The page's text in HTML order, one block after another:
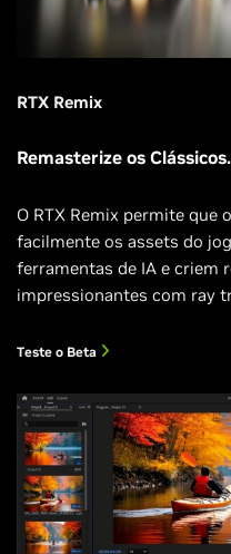
RTX Remix
Remasterize os Clássicos.
O RTX Remix permite que
facilmente os assets do
ferramentas de IA e criem
impressionantes com ray
Teste o Beta